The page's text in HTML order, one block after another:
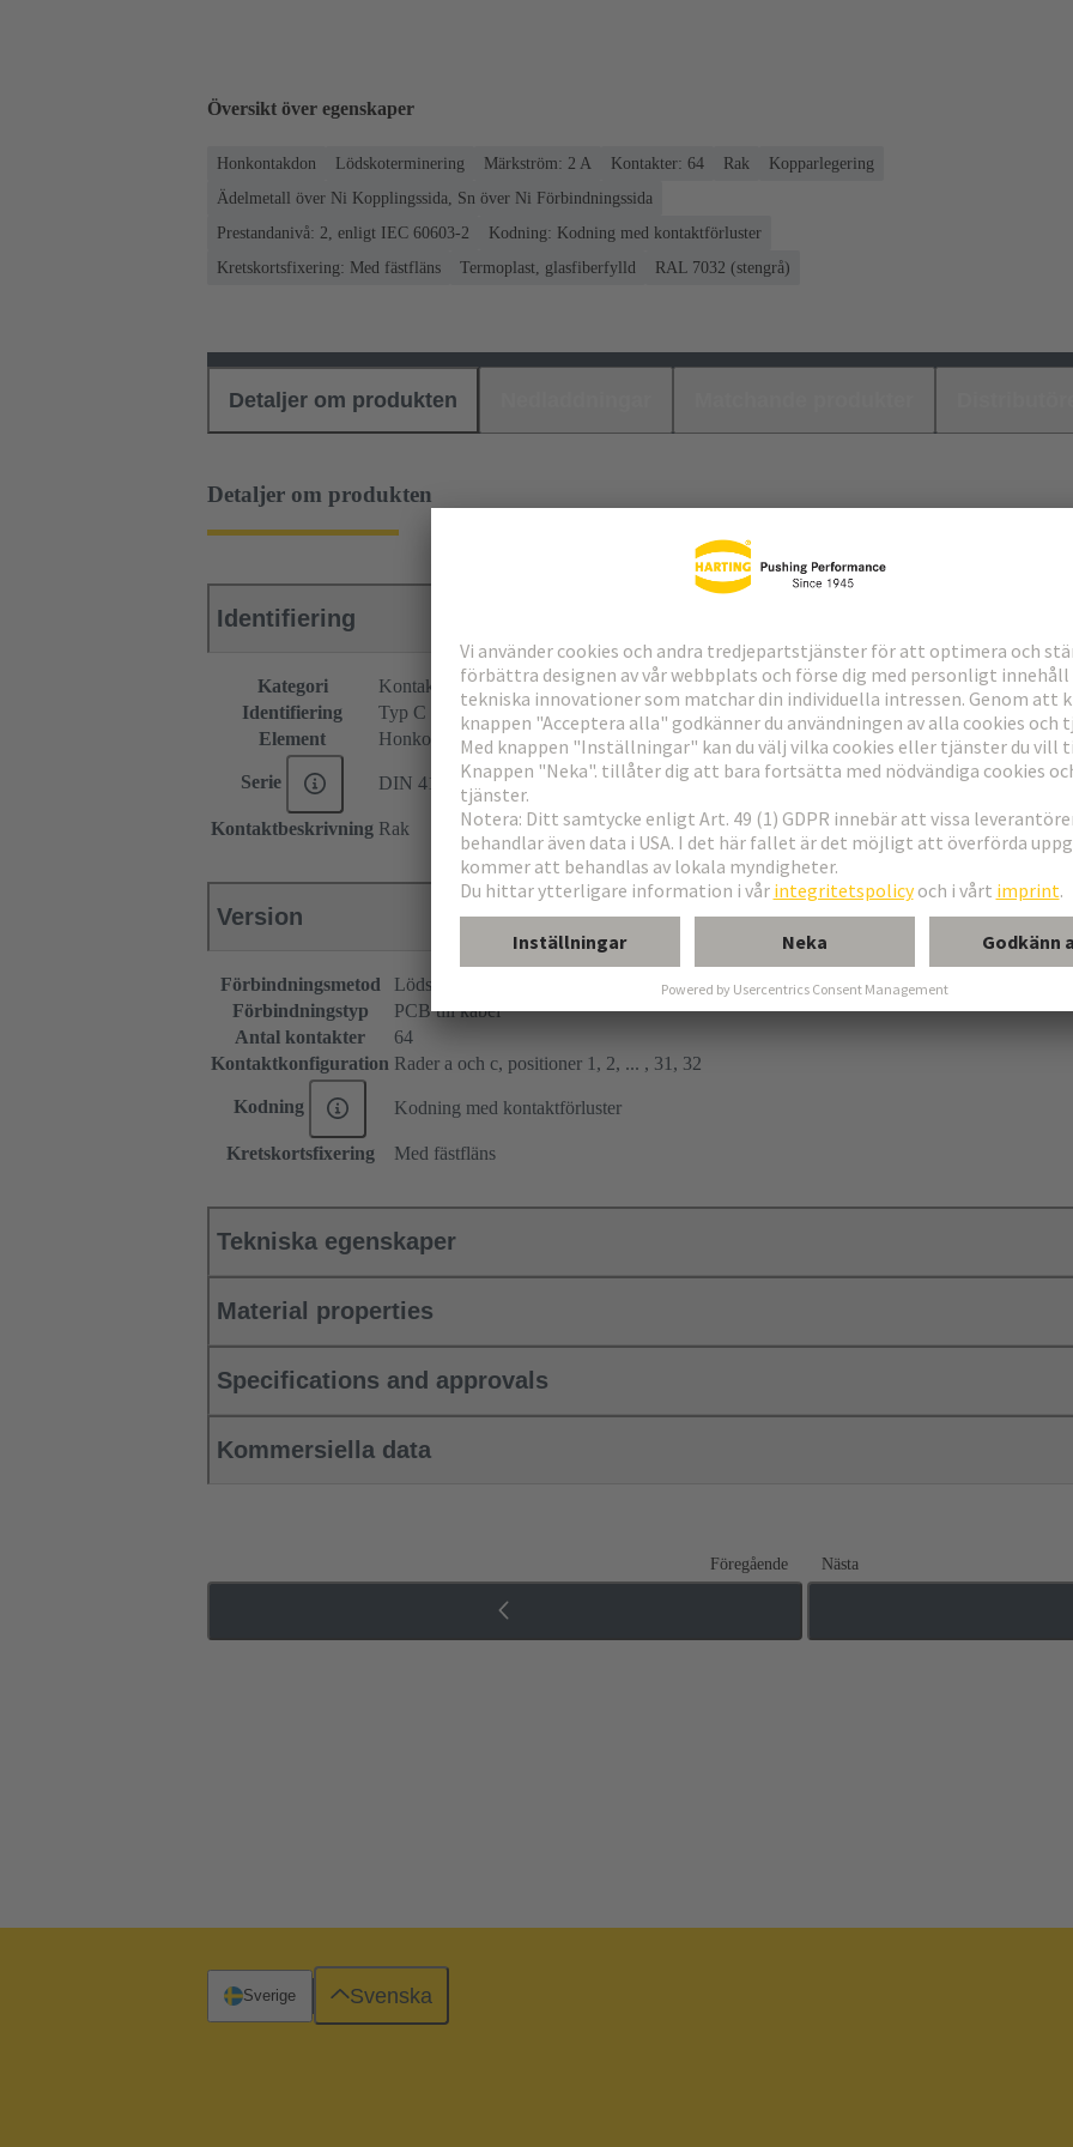
Översikt över egenskaper
Honkontakdon Lödskoterminering Märkström: ‌2 A Kontakter: 64 Rak
Kopparlegering
Ädelmetall över Ni Kopplingssida, Sn över Ni Förbindningssida
Prestandanivå: 2, enligt IEC 60603-2
Kodning: Kodning med kontaktförluster
Kretskortsfixering: Med fästfläns
Termoplast, glasfiberfylld RAL 7032 (stengrå)
Detaljer om produkten
Detaljer om produkten
Identifiering
Kategori
Kontaktdon
Identifiering
Typ C
Element
Honkontakdon
Serie DIN 41612
Kontaktbeskrivning Rak
Version
Förbindningsmetod
Lödskoterminering
Förbindningstyp
PCB till kabel
Antal kontakter
64
Kontaktkonfiguration Rader a och c, positioner 1, 2, ... , 31, 32
Kodning Kodning med kontaktförluster
Kretskortsfixering Med fästfläns
Tekniska egenskaper
Material properties
Specifications and approvals
Kommersiella data
Föregående Nästa
Sverige Svenska